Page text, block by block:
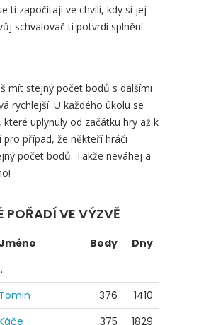
ti započítají ve chvíli, kdy si jej
schvalovač ti potvrdí splnění.
mít stejný počet bodů s dalšími
rychlejší. U každého úkolu se
které uplynuly od začátku hry až k
pro případ, že někteří hráči
počet bodů. Takže neváhej a
POŘADÍ VE VÝZVĚ
Body
Dny
...
Tomin 376
1410
375 1829